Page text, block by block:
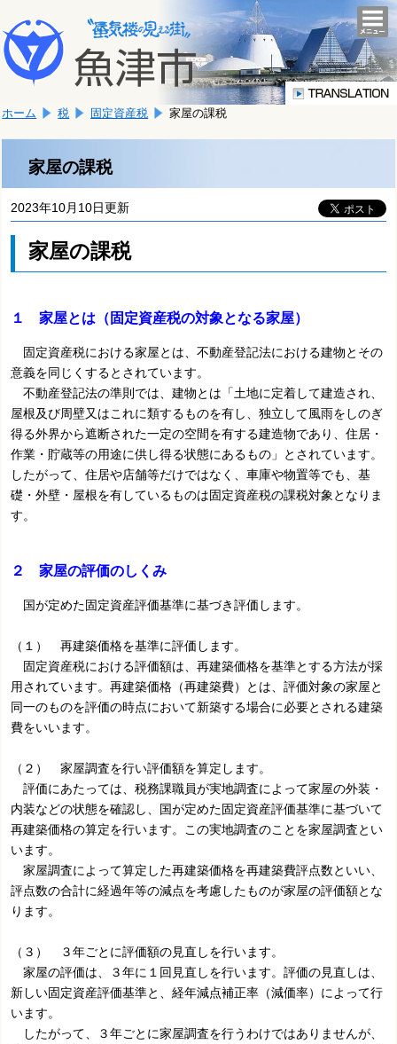
文
へ
移
ま
す。
こ
か
文
ホーム 税 固定資産税 家屋の課税
家屋の課税
2023年10月10日更新
家屋の課税
１ 家屋とは（固定資産税の対象となる家屋）
固定資産税における家屋とは、不動産登記法における建物とその
意義を同じくするとされています。
不動産登記法の準則では、建物とは「土地に定着して建造され、
屋根及び周壁又はこれに類するものを有し、独立して風雨をしのぎ
得る外界から遮断された一定の空間を有する建造物であり、住居・
作業・貯蔵等の用途に供し得る状態にあるもの」とされています。
したがって、住居や店舗等だけではなく、車庫や物置等でも、基
礎・外壁・屋根を有しているものは固定資産税の課税対象となりま
す。
２ 家屋の評価のしくみ
国が定めた固定資産評価基準に基づき評価します。
（１） 再建築価格を基準に評価します。
固定資産税における評価額は、再建築価格を基準とする方法が採
用されています。再建築価格（再建築費）とは、評価対象の家屋と
同一のものを評価の時点において新築する場合に必要とされる建築
費をいいます。
（２） 家屋調査を行い評価額を算定します。
評価にあたっては、税務課職員が実地調査によって家屋の外装・
内装などの状態を確認し、国が定めた固定資産評価基準に基づいて
再建築価格の算定を行います。この実地調査のことを家屋調査とい
います。
家屋調査によって算定した再建築価格を再建築費評点数といい、
評点数の合計に経過年等の減点を考慮したものが家屋の評価額とな
ります。
（３） ３年ごとに評価額の見直しを行います。
家屋の評価は、３年に１回見直しを行います。評価の見直しは、
新しい固定資産評価基準と、経年減点補正率（減価率）によって行
います。
したがって、３年ごとに家屋調査を行うわけではありませんが、